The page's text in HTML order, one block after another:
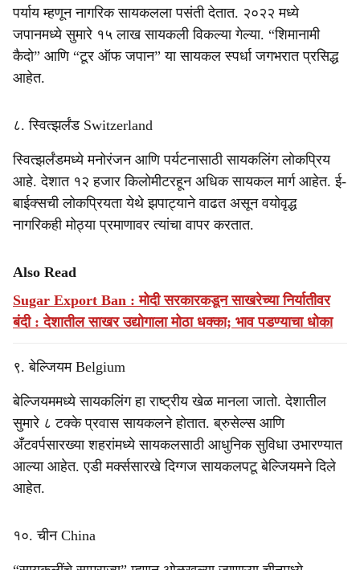
पर्याय म्हणून नागरिक सायकलला पसंती देतात. २०२२ मध्ये
जपानमध्ये सुमारे १५ लाख सायकली विकल्या गेल्या. “शिमानामी
कैदो” आणि “टूर ऑफ जपान” या सायकल स्पर्धा जगभरात प्रसिद्ध
आहेत.
८. स्वित्झर्लंड Switzerland
स्वित्झर्लंडमध्ये मनोरंजन आणि पर्यटनासाठी सायकलिंग लोकप्रिय
आहे. देशात १२ हजार किलोमीटरहून अधिक सायकल मार्ग आहेत. ई-
बाईक्सची लोकप्रियता येथे झपाट्याने वाढत असून वयोवृद्ध
नागरिकही मोठ्या प्रमाणावर त्यांचा वापर करतात.
Also Read
Sugar Export Ban : मोदी सरकारकडून साखरेच्या निर्यातीवर
बंदी : देशातील साखर उद्योगाला मोठा धक्का; भाव पडण्याचा धोका
९. बेल्जियम Belgium
बेल्जियममध्ये सायकलिंग हा राष्ट्रीय खेळ मानला जातो. देशातील
सुमारे ८ टक्के प्रवास सायकलने होतात. ब्रुसेल्स आणि
अँटवर्पसारख्या शहरांमध्ये सायकलसाठी आधुनिक सुविधा उभारण्यात
आल्या आहेत. एडी मर्क्ससारखे दिग्गज सायकलपटू बेल्जियमने दिले
आहेत.
१०. चीन China